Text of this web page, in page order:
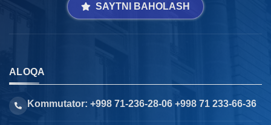
SAYTNI BAHOLASH
ALOQA
Kommutator: +998 71-236-28-06 +998 71 233-66-36